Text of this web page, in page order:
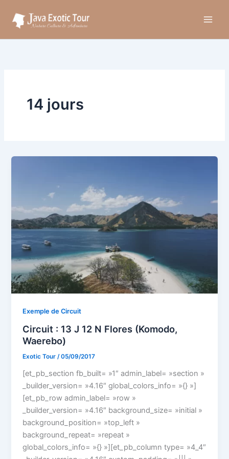
contenu
14 jours
Exemple de Circuit
Circuit : 13 J 12 N Flores (Komodo,
Waerebo)
Exotic Tour /05/09/2017
[et_pb_section fb_built= »1″ admin_label= »section »
_builder_version= »4.16″ global_colors_info= »{} »]
[et_pb_row admin_label= »row »
_builder_version= »4.16″ background_size= »initial »
background_position= »top_left »
background_repeat= »repeat »
global_colors_info= »{} »][et_pb_column type= »4_4″